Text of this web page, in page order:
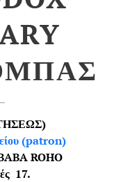
(patron)
ROHO
17.